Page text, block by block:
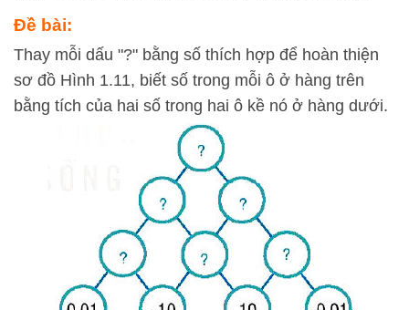
Đề bài:
Thay mỗi dấu "?" bằng số thích hợp để hoàn thiện
sơ đồ Hình 1.11, biết số trong mỗi ô ở hàng trên
bằng tích của hai số trong hai ô kề nó ở hàng dưới.